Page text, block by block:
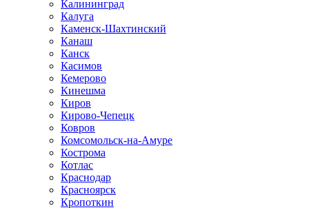
Калининград
Калуга
Каменск-Шахтинский
Канаш
Канск
Касимов
Кемерово
Кинешма
Киров
Кирово-Чепецк
Ковров
Комсомольск-на-Амуре
Кострома
Котлас
Краснодар
Красноярск
Кропоткин